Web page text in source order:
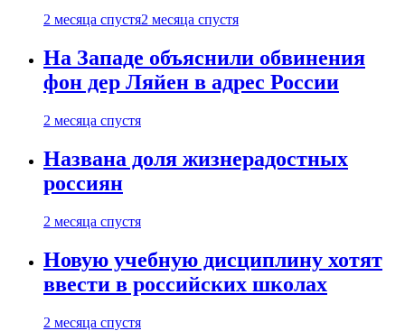
2 месяца спустя2 месяца спустя
На Западе объяснили обвинения
фон дер Ляйен в адрес России
2 месяца спустя
Названа доля жизнерадостных
россиян
2 месяца спустя
Новую учебную дисциплину хотят
ввести в российских школах
2 месяца спустя